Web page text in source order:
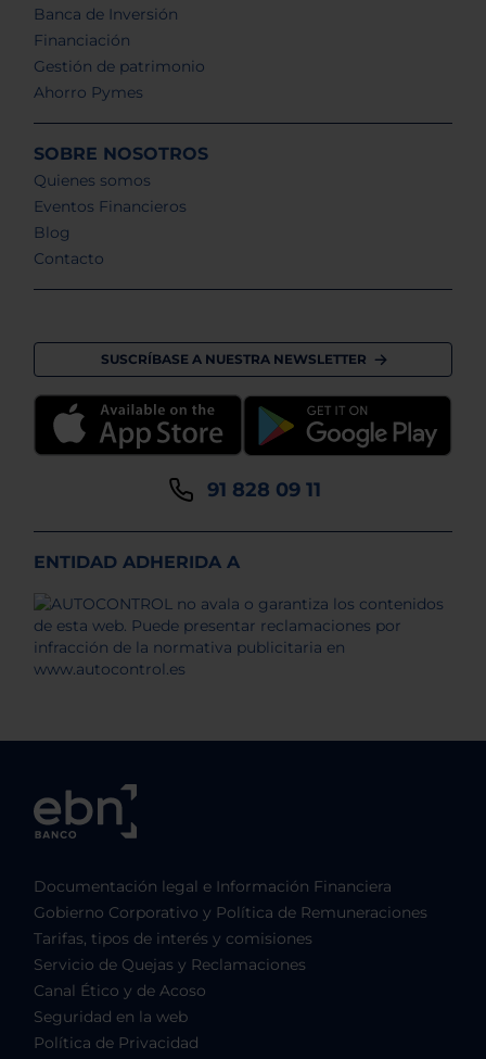
Banca de Inversión
Financiación
Gestión de patrimonio
Ahorro Pymes
SOBRE NOSOTROS
Quienes somos
Eventos Financieros
Blog
Contacto
SUSCRÍBASE A NUESTRA NEWSLETTER
91 828 09 11
ENTIDAD ADHERIDA A
Documentación legal e Información Financiera
Gobierno Corporativo y Política de Remuneraciones
Tarifas, tipos de interés y comisiones
Servicio de Quejas y Reclamaciones
Canal Ético y de Acoso
Seguridad en la web
Política de Privacidad